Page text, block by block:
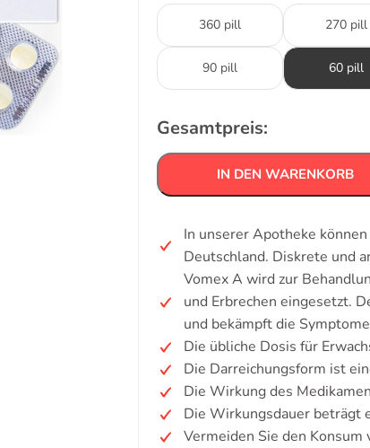
360 pill 270 pill
90 pill 60 pill
Gesamtpreis:
IN DEN WARENKORB
In unserer Apotheke
Deutschland. Diskrete und
Vomex A wird zur
und Erbrechen eingesetzt.
und bekämpft die
Die übliche Dosis für
Die Darreichungsform ist
Die Wirkung des
Die Wirkungsdauer beträgt
Vermeiden Sie den